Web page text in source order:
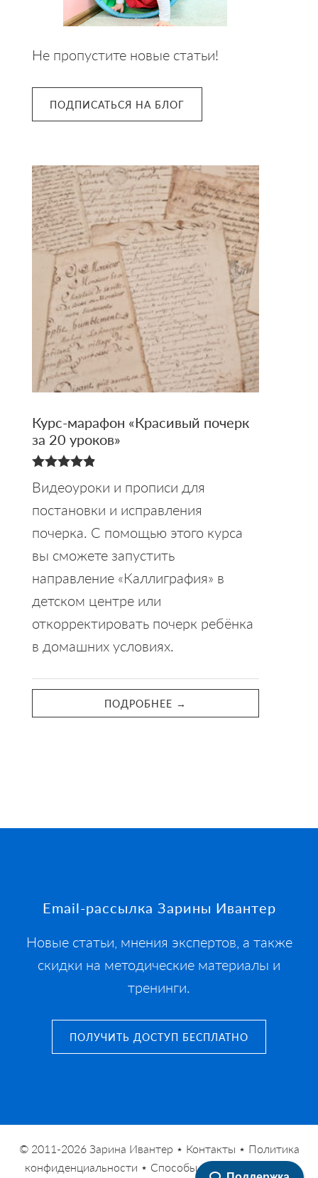
Не пропустите новые статьи!
ПОДПИСАТЬСЯ НА БЛОГ
Курс-марафон «Красивый почерк
за 20 уроков»
из 5
Видеоуроки и прописи для
постановки и исправления
почерка. С помощью этого курса
вы сможете запустить
направление «Каллиграфия» в
детском центре или
откорректировать почерк ребёнка
в домашних условиях.
ПОДРОБНЕЕ →
Footer
Email-рассылка Зарины Ивантер
Новые статьи, мнения экспертов, а также
скидки на методические материалы и
тренинги.
ПОЛУЧИТЬ ДОСТУП БЕСПЛАТНО
© 2011-2026Зарина Ивантер ⋆ Контакты ⋆ Политика
конфиденциальности ⋆ Способы оплаты
Условия